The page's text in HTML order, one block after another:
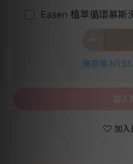
Easen 植萃循環慕
優惠價
加入